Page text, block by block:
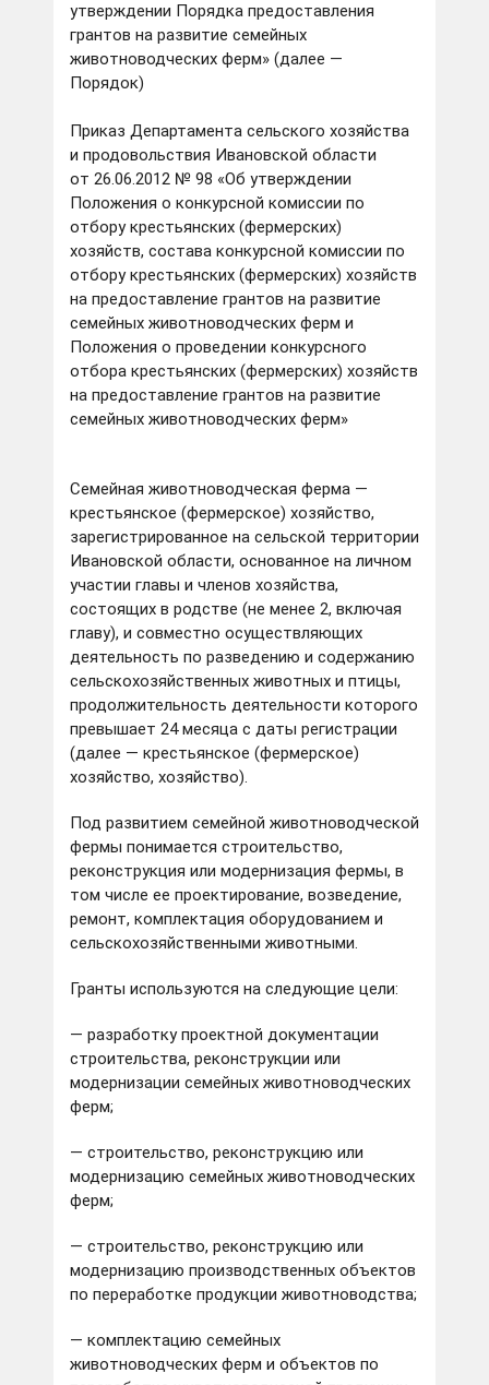
утверждении Порядка предоставления
грантов на развитие семейных
животноводческих ферм» (далее —
Порядок)
Приказ Департамента сельского хозяйства
и продовольствия Ивановской области
от 26.06.2012 № 98 «Об утверждении
Положения о конкурсной комиссии по
отбору крестьянских (фермерских)
хозяйств, состава конкурсной комиссии по
отбору крестьянских (фермерских) хозяйств
на предоставление грантов на развитие
семейных животноводческих ферм и
Положения о проведении конкурсного
отбора крестьянских (фермерских) хозяйств
на предоставление грантов на развитие
семейных животноводческих ферм»
Семейная животноводческая ферма —
крестьянское (фермерское) хозяйство,
зарегистрированное на сельской территории
Ивановской области, основанное на личном
участии главы и членов хозяйства,
состоящих в родстве (не менее 2, включая
главу), и совместно осуществляющих
деятельность по разведению и содержанию
сельскохозяйственных животных и птицы,
продолжительность деятельности которого
превышает 24 месяца с даты регистрации
(далее — крестьянское (фермерское)
хозяйство, хозяйство).
Под развитием семейной животноводческой
фермы понимается строительство,
реконструкция или модернизация фермы, в
том числе ее проектирование, возведение,
ремонт, комплектация оборудованием и
сельскохозяйственными животными.
Гранты используются на следующие цели:
— разработку проектной документации
строительства, реконструкции или
модернизации семейных животноводческих
ферм;
— строительство, реконструкцию или
модернизацию семейных животноводческих
ферм;
— строительство, реконструкцию или
модернизацию производственных объектов
по переработке продукции животноводства;
— комплектацию семейных
животноводческих ферм и объектов по